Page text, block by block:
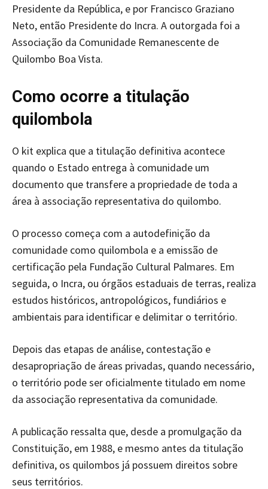
Presidente da República, e por Francisco Graziano
Neto, então Presidente do Incra. A outorgada foi a
Associação da Comunidade Remanescente de
Quilombo Boa Vista.
Como ocorre a titulação
quilombola
O kit explica que a titulação definitiva acontece
quando o Estado entrega à comunidade um
documento que transfere a propriedade de toda a
área à associação representativa do quilombo.
O processo começa com a autodefinição da
comunidade como quilombola e a emissão de
certificação pela Fundação Cultural Palmares. Em
seguida, o Incra, ou órgãos estaduais de terras, realiza
estudos históricos, antropológicos, fundiários e
ambientais para identificar e delimitar o território.
Depois das etapas de análise, contestação e
desapropriação de áreas privadas, quando necessário,
o território pode ser oficialmente titulado em nome
da associação representativa da comunidade.
A publicação ressalta que, desde a promulgação da
Constituição, em 1988, e mesmo antes da titulação
definitiva, os quilombos já possuem direitos sobre
seus territórios.